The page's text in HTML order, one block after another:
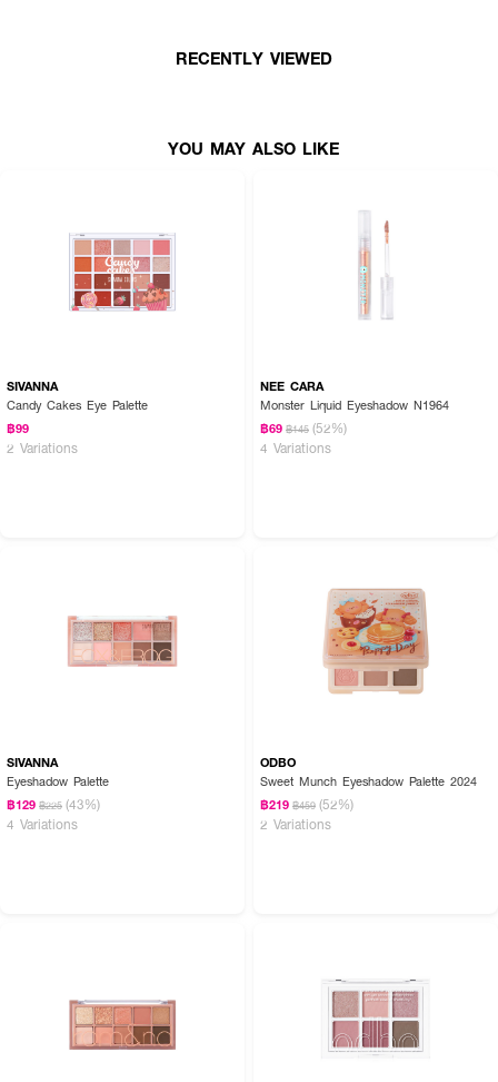
● มีทั้งเนื้อแมตต์และชิมเมอร์
● สีเด่นชัด ติดทน เข้ากับทุกลุค
RECENTLY VIEWED
YOU MAY ALSO LIKE
SIVANNA
Candy Cakes Eye Palette
฿99
2 Variations
NEE CARA
Monster Liquid Eyeshadow N1964
฿69 ฿145 (52%)
4 Variations
SIVANNA
Eyeshadow Palette
฿129 ฿225 (43%)
4 Variations
ODBO
Sweet Munch Eyeshadow Palette 2024
฿219 ฿459 (52%)
2 Variations